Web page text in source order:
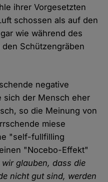
ihrer Vorgesetzten
schossen als auf den
wie während des
Schützengräben
negative
sich der Mensch eher
so die Meinung von
miese
"self-fullfilling
"Nocebo-Effekt"
wir glauben, dass die
nicht gut sind, werden